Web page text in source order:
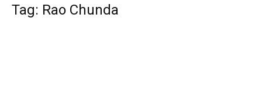
Tag: Rao Chunda